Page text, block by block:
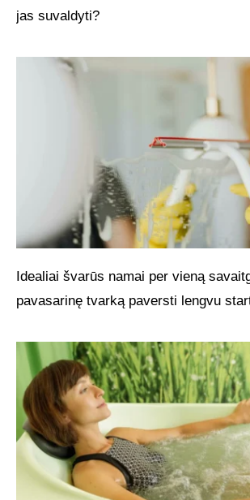
jas suvaldyti?
Idealiai švarūs namai per vieną
pavasarinę tvarką paversti lengvu